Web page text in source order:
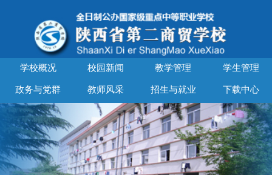
学校概况 校园新闻 教学管理 学生管理
政务与党群 教师风采 招生与就业 下载中心